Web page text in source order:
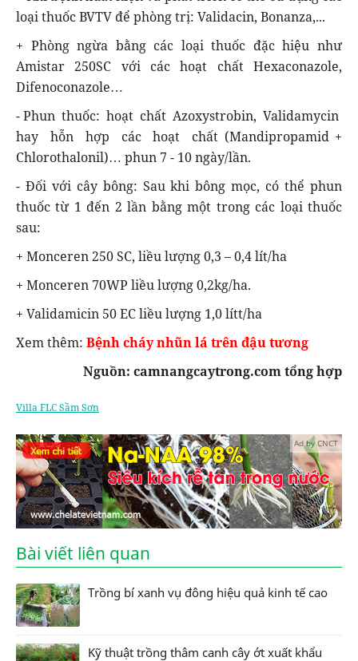
loại thuốc BVTV để phòng trị: Validacin, Bonanza,...
+ Phòng ngừa bằng các loại thuốc đặc hiệu như
Amistar 250SC với các hoạt chất Hexaconazole,
Difenoconazole…
- Phun thuốc: hoạt chất Azoxystrobin, Validamycin
hay hỗn hợp các hoạt chất (Mandipropamid +
Chlorothalonil)… phun 7 - 10 ngày/lần.
- Đối với cây bông: Sau khi bông mọc, có thể phun
thuốc từ 1 đến 2 lần bằng một trong các loại thuốc
sau:
+ Monceren 250 SC, liều lượng 0,3 – 0,4 lít/ha
+ Monceren 70WP liều lượng 0,2kg/ha.
+ Validamicin 50 EC liều lượng 1,0 lítt/ha
Xem thêm: Bệnh cháy nhũn lá trên đậu tương
Nguồn: camnangcaytrong.com tổng hợp
Villa FLC Sầm Sơn
Ad by CNCT
Bài viết liên quan
Trồng bí xanh vụ đông hiệu quả kinh tế cao
Kỹ thuật trồng thâm canh cây ớt xuất khẩu